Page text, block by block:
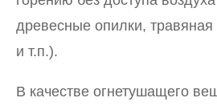
древесные опилки, травяная
и т.п.).
В качестве огнетушащего